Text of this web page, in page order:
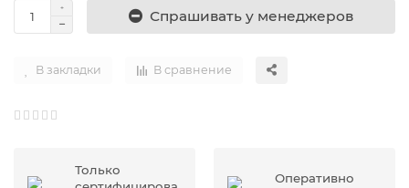
Спрашивать у менеджеров
В закладки В сравнение
Только
Оперативно